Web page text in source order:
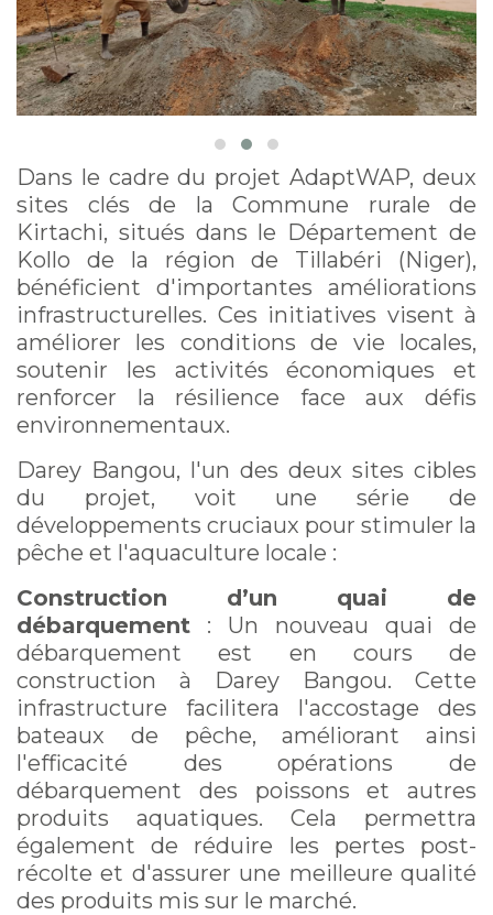
Dans le cadre du projet AdaptWAP, deux
sites clés de la Commune rurale de
Kirtachi, situés dans le Département de
Kollo de la région de Tillabéri (Niger),
bénéficient d'importantes améliorations
infrastructurelles. Ces initiatives visent à
améliorer les conditions de vie locales,
soutenir les activités économiques et
renforcer la résilience face aux défis
environnementaux.
Darey Bangou, l'un des deux sites cibles
du projet, voit une série de
développements cruciaux pour stimuler la
pêche et l'aquaculture locale :
Construction d’un quai de
débarquement : Un nouveau quai de
débarquement est en cours de
construction à Darey Bangou. Cette
infrastructure facilitera l'accostage des
bateaux de pêche, améliorant ainsi
l'efficacité des opérations de
débarquement des poissons et autres
produits aquatiques. Cela permettra
également de réduire les pertes post-
récolte et d'assurer une meilleure qualité
des produits mis sur le marché.